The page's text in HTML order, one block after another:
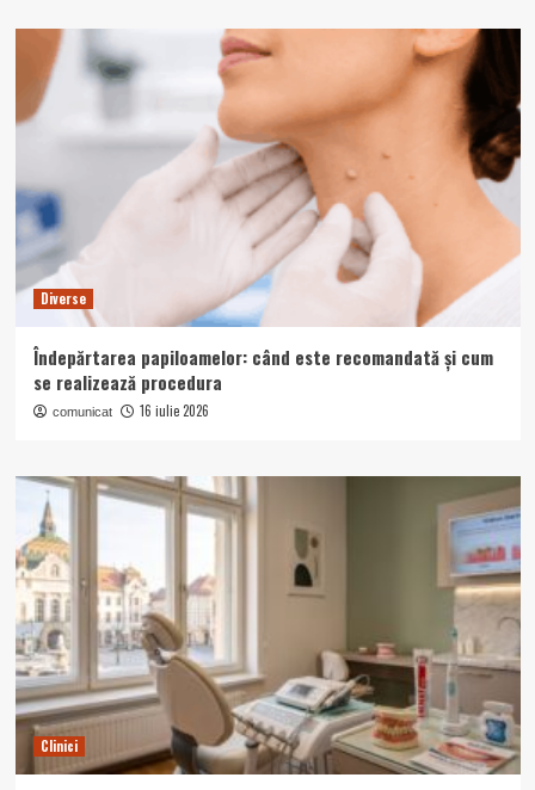
Diverse
Îndepărtarea papiloamelor: când este recomandată și cum
se realizează procedura
comunicat 16 iulie 2026
Clinici